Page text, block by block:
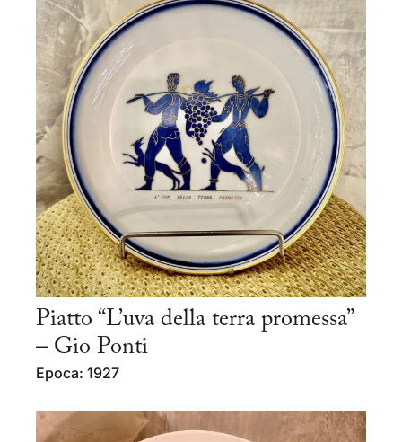
Piatto “L’uva della terra promessa”
– Gio Ponti
Epoca: 1927